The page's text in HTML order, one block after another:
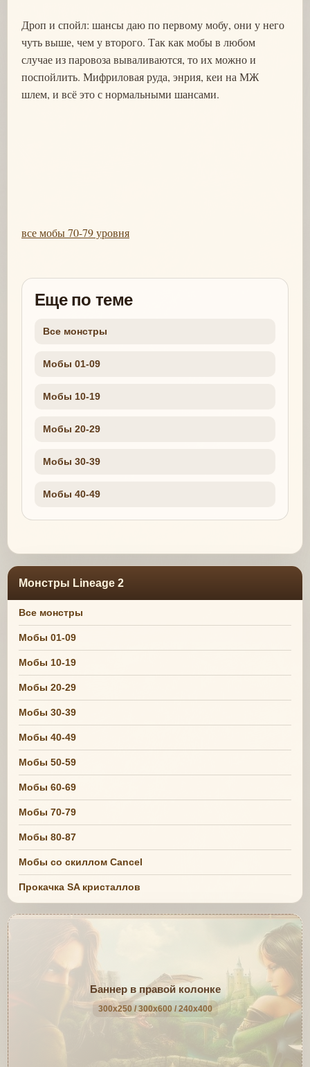
Дроп и спойл: шансы даю по первому мобу, они у него
чуть выше, чем у второго. Так как мобы в любом
случае из паровоза вываливаются, то их можно и
поспойлить. Мифриловая руда, энрия, кеи на МЖ
шлем, и всё это с нормальными шансами.
все мобы 70-79 уровня
Еще по теме
Все монстры
Мобы 01-09
Мобы 10-19
Мобы 20-29
Мобы 30-39
Мобы 40-49
Монстры Lineage 2
Все монстры
Мобы 01-09
Мобы 10-19
Мобы 20-29
Мобы 30-39
Мобы 40-49
Мобы 50-59
Мобы 60-69
Мобы 70-79
Мобы 80-87
Мобы со скиллом Cancel
Прокачка SA кристаллов
Баннер в правой колонке
300x250 / 300x600 / 240x400